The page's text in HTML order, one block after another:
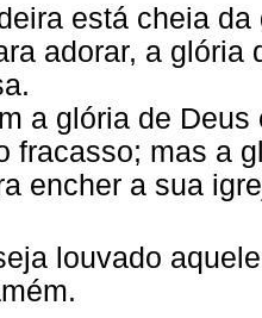
está cheia
adorar, a glória
a glória de
fracasso; mas a
encher a sua
louvado